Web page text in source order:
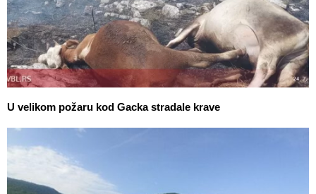
U velikom požaru kod Gacka stradale krave